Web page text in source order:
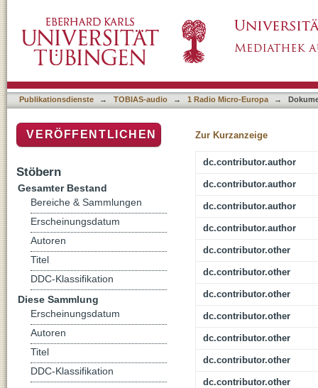
Publikationsdienste → TOBIAS-audio → 1 Radio Micro-Europa →
Zur Kurzanzeige
dc.contributor.author
dc.contributor.author
dc.contributor.author
dc.contributor.author
dc.contributor.other
dc.contributor.other
dc.contributor.other
dc.contributor.other
dc.contributor.other
dc.contributor.other
dc.contributor.other
VERÖFFENTLICHEN
Stöbern
Gesamter Bestand
Bereiche & Sammlungen
Erscheinungsdatum
Autoren
Titel
DDC-Klassifikation
Diese Sammlung
Erscheinungsdatum
Autoren
Titel
DDC-Klassifikation